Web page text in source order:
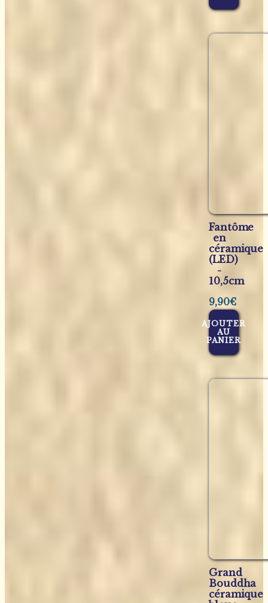
Fantôme
en
céramique
(LED)
-
10,5cm
9,90€
AJOUTER
AU
PANIER
Grand
Bouddha
céramique